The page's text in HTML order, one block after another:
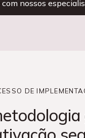
com nossos
DE